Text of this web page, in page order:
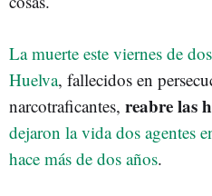
La muerte este viernes de
Huelva, fallecidos en
narcotraficantes, reabre las
dejaron la vida dos agentes
hace más de dos años.